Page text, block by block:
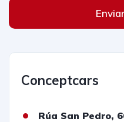
Conceptcars
Rúa San Pedro,